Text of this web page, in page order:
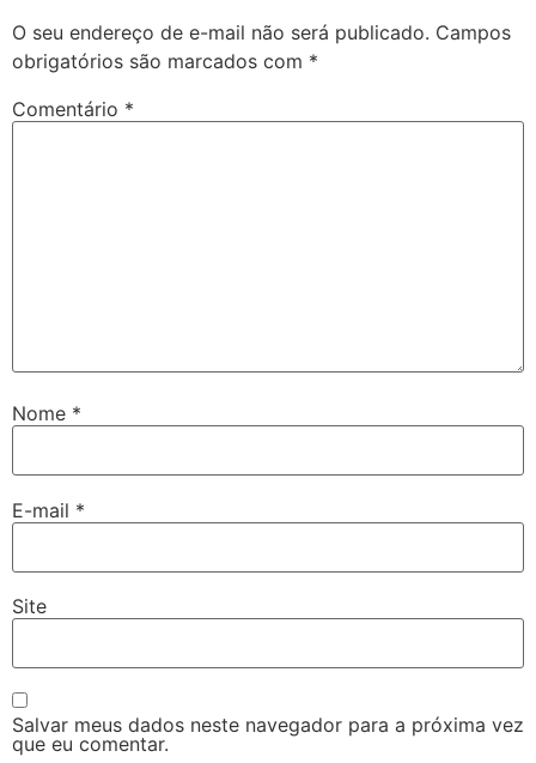
O seu endereço de e-mail não será publicado. Campos
obrigatórios são marcados com *
Comentário *
Nome *
E-mail *
Site
Salvar meus dados neste navegador para a próxima vez
que eu comentar.